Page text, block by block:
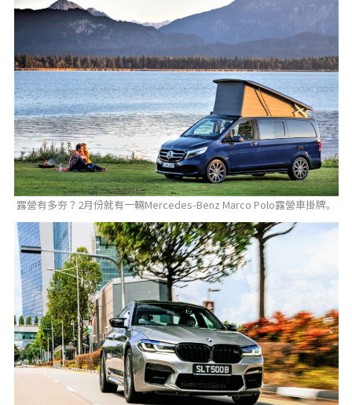
露營有多夯？2月份就有一輛Mercedes-Benz Marco Polo露營車掛牌。